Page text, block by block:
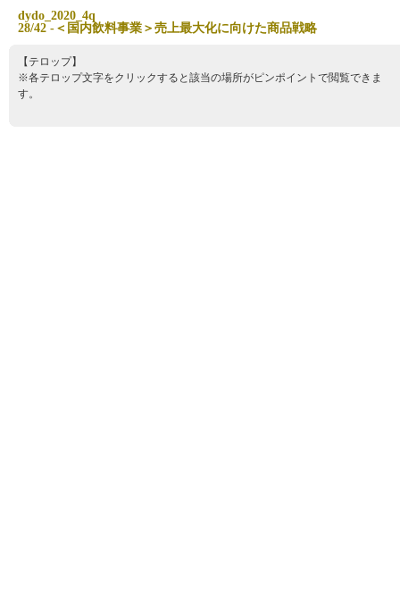
dydo 2020 4q
28/42 ‐＜ 国内飲料事業＞売 上最大化に向けた商品戦略
【テロップ】
※各テロップ文字をクリックすると該当の場所がピンポイントで閲覧できま
す。